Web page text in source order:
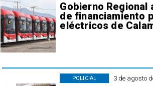
Gobierno Regional
de financiamiento
eléctricos de
3 de agosto
POLICIAL